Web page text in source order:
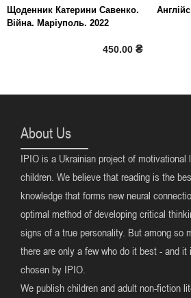
Щоденник Катерини Савенко.
Війна. Маріуполь. 2022
450.00 ₴
About Us
IPIO is a Ukrainian project of motivational
children. We believe that reading is the
knowledge that forms new neural
optimal method of developing critical
signs of a true personality. But among so
there are only a few who do it best - and it
chosen by IPIO.
We publish children and adult non-fiction